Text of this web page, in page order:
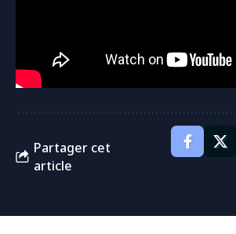
Partager cet
article